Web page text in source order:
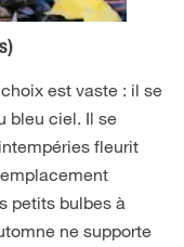
est vaste : il se
bleu ciel. Il se
fleurit
petits bulbes à
ne supporte